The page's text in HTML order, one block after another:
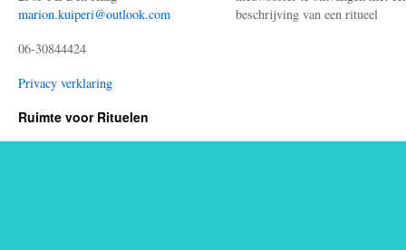
marion.kuiperi@outlook.com
06-30844424
Privacy verklaring
beschrijving van een ritueel
Ruimte voor Rituelen